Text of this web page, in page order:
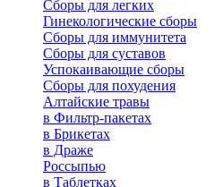
Сборы для легких
Гинекологические сборы
Сборы для иммунитета
Сборы для суставов
Успокаивающие сборы
Сборы для похудения
Алтайские травы
в Фильтр-пакетах
в Брикетах
в Драже
Россыпью
в Таблетках